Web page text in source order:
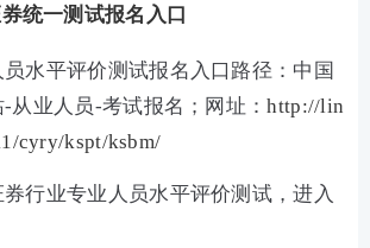
统一测试报名入口
水平评价测试报名入口路径：中国
从业人员-考试报名；网址：http://lin
cyry/kspt/ksbm/
行业专业人员水平评价测试，进入